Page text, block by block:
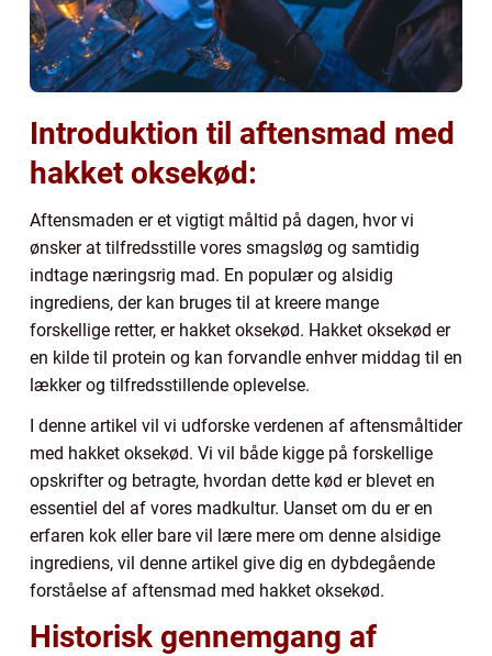
Introduktion til aftensmad med
hakket oksekød:
Aftensmaden er et vigtigt måltid på dagen, hvor vi
ønsker at tilfredsstille vores smagsløg og samtidig
indtage næringsrig mad. En populær og alsidig
ingrediens, der kan bruges til at kreere mange
forskellige retter, er hakket oksekød. Hakket oksekød er
en kilde til protein og kan forvandle enhver middag til en
lækker og tilfredsstillende oplevelse.
I denne artikel vil vi udforske verdenen af aftensmåltider
med hakket oksekød. Vi vil både kigge på forskellige
opskrifter og betragte, hvordan dette kød er blevet en
essentiel del af vores madkultur. Uanset om du er en
erfaren kok eller bare vil lære mere om denne alsidige
ingrediens, vil denne artikel give dig en dybdegående
forståelse af aftensmad med hakket oksekød.
Historisk gennemgang af